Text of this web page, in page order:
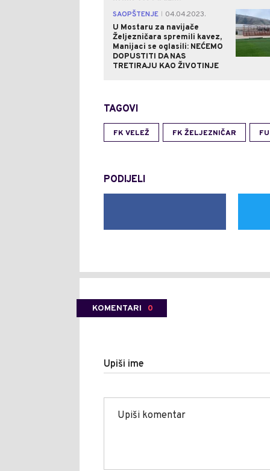
SAOPŠTENJE
04.04.2023.
U Mostaru za navijače
Željezničara spremili kavez,
Manijaci se oglasili: NEĆEMO
DOPUSTITI DA NAS
TRETIRAJU KAO ŽIVOTINJE
TAGOVI
FK VELEŽ FK ŽELJEZNIČAR
PODIJELI
KOMENTARI 0
Upiši ime